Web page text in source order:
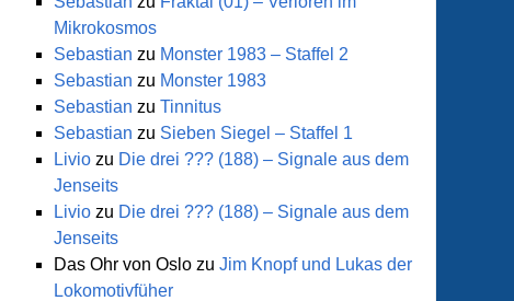
Mikrokosmos
Sebastian zu Monster 1983 – Staffel 2
Sebastian zu Monster 1983
Sebastian zu Tinnitus
Sebastian zu Sieben Siegel – Staffel 1
Livio zu Die drei ??? (188) – Signale aus dem
Jenseits
Livio zu Die drei ??? (188) – Signale aus dem
Jenseits
Das Ohr von Oslo zu Jim Knopf und Lukas der
Lokomotivfüher